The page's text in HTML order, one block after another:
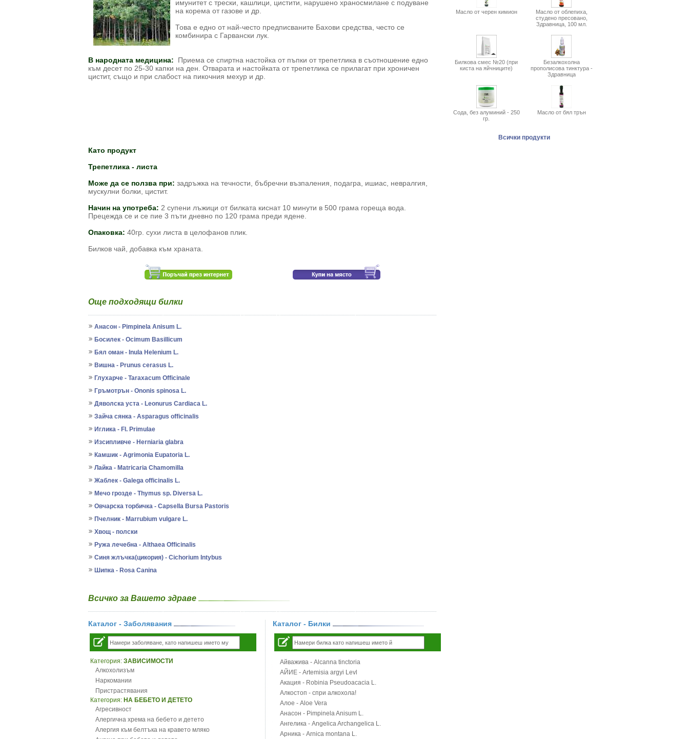
имунитет с трески, кашлици, цистити, нарушено храносмилане с подуване
на корема от газове и др.
Това е едно от най-често предписваните Бахови средства, често се
комбинира с Гарвански лук.
В народната медицина:
Приема се спиртна настойка от пъпки от трепетлика в съотношение едно
към десет по 25-30 капки на ден. Отварата и настойката от трепетлика се прилагат при хроничен
цистит, също и при слабост на пикочния мехур и др.
Като продукт
Трепетлика - листа
Може да се ползва при: задръжка на течности, бъбречни възпаления, подагра, ишиас, невралгия,
мускулни болки, цистит.
Начин на употреба: 2 супени лъжици от билката киснат 10 минути в 500 грама гореща вода.
Прецежда се и се пие 3 пъти дневно по 120 грама преди ядене.
Опаковка: 40гр. сухи листа в целофанов плик.
Билков чай, добавка към храната.
Още подходящи билки
Анасон - Pimpinela Anisum L.
Босилек - Ocimum Basillicum
Бял оман - Inula Helenium L.
Вишна - Prunus cerasus L.
Глухарче - Taraxacum Officinale
Гръмотрън - Ononis spinosa L.
Дяволска уста - Leonurus Cardiaca L.
Зайча сянка - Asparagus officinalis
Иглика - Fl. Primulae
Изсипливче - Herniaria glabra
Камшик - Agrimonia Eupatoria L.
Лайка - Matricaria Chamomilla
Жаблек - Galega officinalis L.
Мечо грозде - Thymus sp. Diversa L.
Овчарска торбичка - Capsella Bursa Pastoris
Пчелник - Marrubium vulgare L.
Хвощ - полски
Ружа лечебна - Althaea Officinalis
Синя жлъчка(цикория) - Cichorium Intybus
Шипка - Rosa Canina
Всичко за Вашето здраве
Каталог - Заболявания
Категория: ЗАВИСИМОСТИ
Алкохолизъм
Наркомании
Пристрастявания
Категория: НА БЕБЕТО И ДЕТЕТО
Агресивност
Алергична хрема на бебето и детето
Алергия към белтъка на кравето мляко
Каталог - Билки
Айважива - Alcanna tinctoria
АЙИЕ - Artemisia argyi Levl
Акация - Robinia Pseudoacacia L.
Алкостоп - спри алкохола!
Алое - Aloe Vera
Анасон - Pimpinela Anisum L.
Ангелика - Angelica Archangelica L.
Арника - Arnica montana L.
Масло от черен кимион
Масло от облепиха,
студено пресовано,
Здравница, 100 мл.
Билкова смес №20 (при
киста на яйчниците)
Безалкохолна
прополисова тинктура -
Здравница
Сода, без алуминий - 250
гр.
Масло от бял трън
Всички продукти